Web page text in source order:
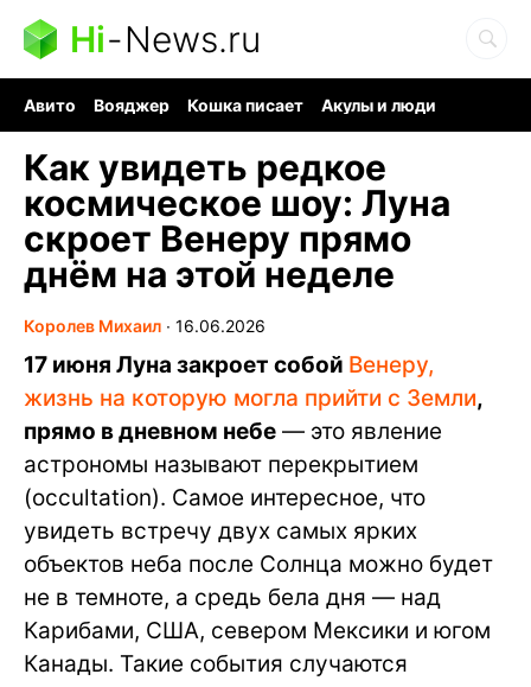
Hi-News.ru
Авито Вояджер Кошка писает
Акулы и люди
Как увидеть редкое
космическое шоу: Луна
скроет Венеру прямо
днём на этой неделе
Королев Михаил ∙ 16.06.2026
17 июня Луна закроет собой Венеру,
жизнь на которую могла прийти с Земли,
прямо в дневном небе — это явление
астрономы называют перекрытием
(occultation). Самое интересное, что
увидеть встречу двух самых ярких
объектов неба после Солнца можно будет
не в темноте, а средь бела дня — над
Карибами, США, севером Мексики и югом
Канады. Такие события случаются